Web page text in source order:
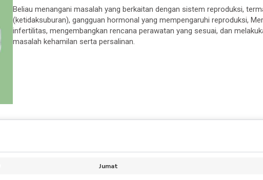
Beliau menangani masalah yang berkaitan dengan sistem reproduksi,
(ketidaksuburan), gangguan hormonal yang mempengaruhi reproduksi,
infertilitas, mengembangkan rencana perawatan yang sesuai, dan
masalah kehamilan serta persalinan.
Jumat